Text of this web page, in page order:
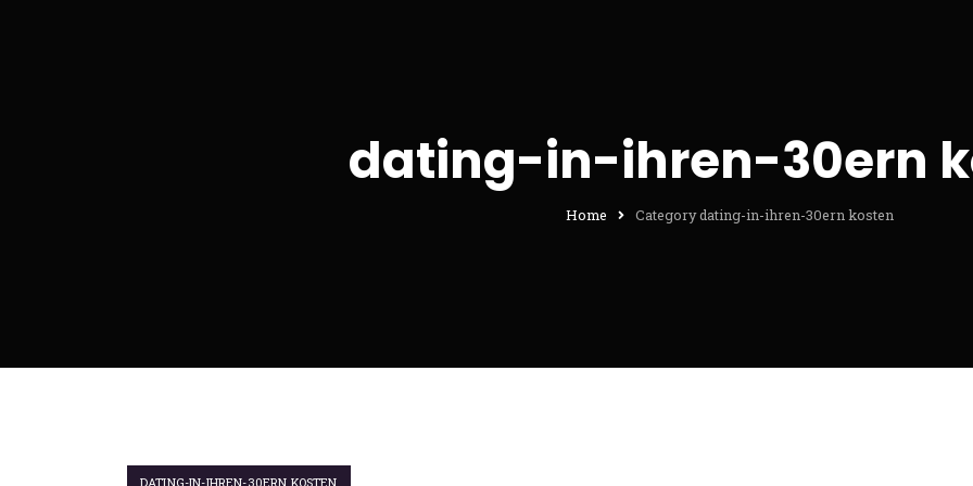
dating-in-ihren-30ern
Home Category dating-in-ihren-30ern kosten
DATING-IN-IHREN-30ERN KOSTEN